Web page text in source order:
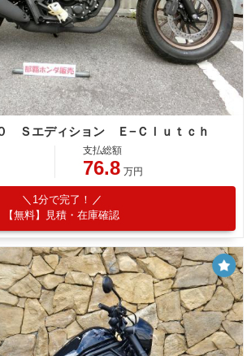
Ｓエディション Ｅ−Ｃｌｕｔｃｈ
支払総額
76.8 万円
1分で完了！
【無料】見積・在庫確認